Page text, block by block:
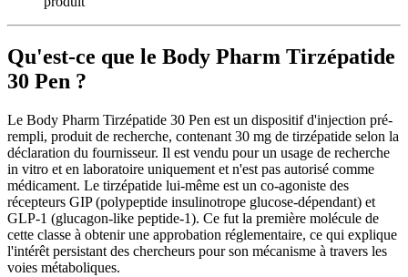
Qu'est-ce que le Body Pharm Tirzépatide
30 Pen ?
Le Body Pharm Tirzépatide 30 Pen est un dispositif d'injection pré-
rempli, produit de recherche, contenant 30 mg de tirzépatide selon la
déclaration du fournisseur. Il est vendu pour un usage de recherche
in vitro et en laboratoire uniquement et n'est pas autorisé comme
médicament. Le tirzépatide lui-même est un co-agoniste des
récepteurs GIP (polypeptide insulinotrope glucose-dépendant) et
GLP-1 (glucagon-like peptide-1). Ce fut la première molécule de
cette classe à obtenir une approbation réglementaire, ce qui explique
l'intérêt persistant des chercheurs pour son mécanisme à travers les
voies métaboliques.